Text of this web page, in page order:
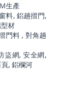
生產
料, 鋁趟摺門,
材
門料 , 對角趟
盜網, 安全網,
, 鋁欄河